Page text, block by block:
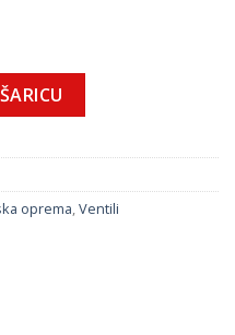
ventil Luxor 1/2" Cu
oprema,Ventili